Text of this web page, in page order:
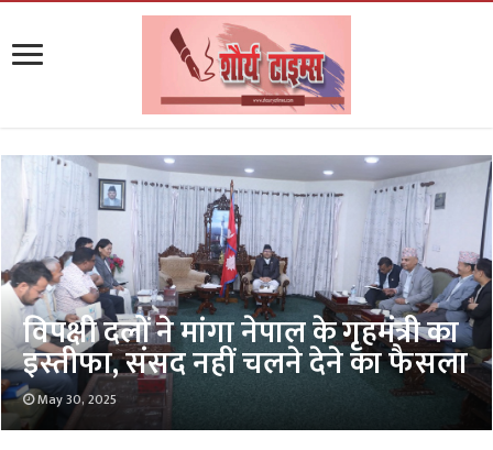
विपक्षी दलों ने मांगा नेपाल के गृहमंत्री का
इस्तीफा, संसद नहीं चलने देने का फैसला
May 30, 2025